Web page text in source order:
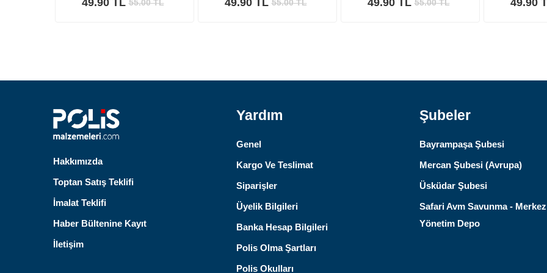
49.90 TL55.00TL 49.90 TL55.00TL 49.90 TL55.00TL 49.90
Hakkımızda
Toptan Satış Teklifi
İmalat Teklifi
Haber Bültenine Kayıt
İletişim
Yardım
Genel
Kargo Ve Teslimat
Siparişler
Üyelik Bilgileri
Banka Hesap Bilgileri
Polis Olma Şartları
Polis Okulları
Şubeler
Bayrampaşa Şubesi
Mercan Şubesi (Avrupa)
Üsküdar Şubesi
Safari Avm Savunma -
Yönetim Depo